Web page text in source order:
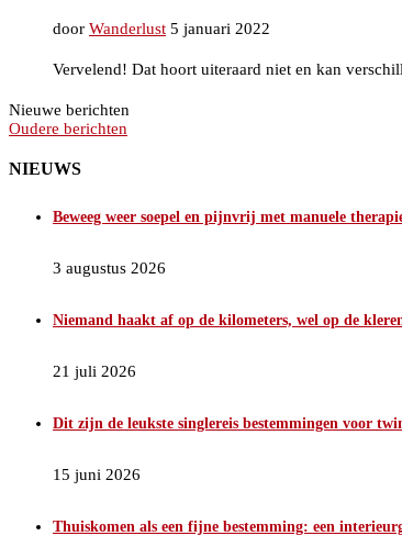
door Wanderlust 5 januari 2022
Vervelend! Dat hoort uiteraard niet en kan
Nieuwe berichten
Oudere berichten
NIEUWS
Beweeg weer soepel en pijnvrij met manuele
3 augustus 2026
Niemand haakt af op de kilometers, wel op de
21 juli 2026
Dit zijn de leukste singlereis bestemmingen voor
15 juni 2026
Thuiskomen als een fijne bestemming: een